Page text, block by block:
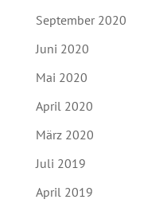
September 2020
Juni 2020
Mai 2020
April 2020
März 2020
Juli 2019
April 2019